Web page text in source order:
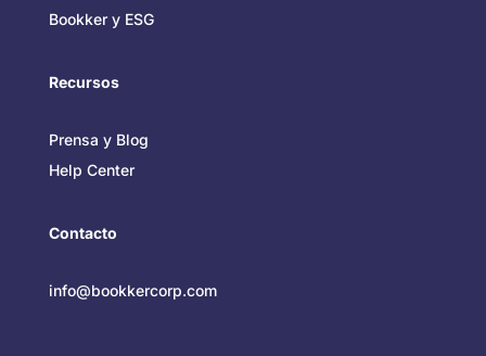
Bookker y ESG
Recursos
Prensa y Blog
Help Center
Contacto
info@bookkercorp.com